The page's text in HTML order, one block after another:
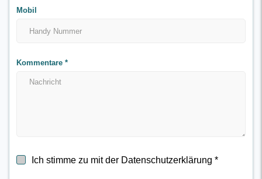
Mobil
Kommentare *
Ich stimme zu mit der Datenschutzerklärung *